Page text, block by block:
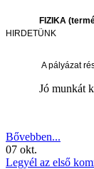
FIZIKA
HIRDETÜNK
A pályázat
Jó munkát
Bővebben...
07 okt.
Legyél az első